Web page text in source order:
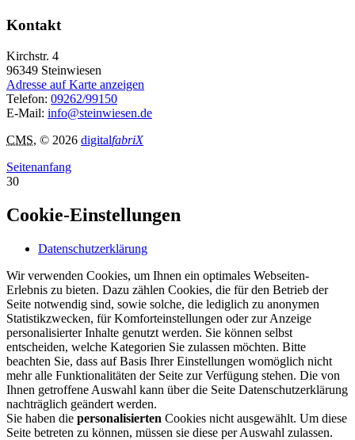
Kontakt
Kirchstr. 4
96349 Steinwiesen
Adresse auf Karte anzeigen
Telefon: 09262/99150
E-Mail: info@steinwiesen.de
CMS, © 2026 digitalfabriX
Seitenanfang
30
Cookie-Einstellungen
Datenschutzerklärung
Wir verwenden Cookies, um Ihnen ein optimales Webseiten-
Erlebnis zu bieten. Dazu zählen Cookies, die für den Betrieb der
Seite notwendig sind, sowie solche, die lediglich zu anonymen
Statistikzwecken, für Komforteinstellungen oder zur Anzeige
personalisierter Inhalte genutzt werden. Sie können selbst
entscheiden, welche Kategorien Sie zulassen möchten. Bitte
beachten Sie, dass auf Basis Ihrer Einstellungen womöglich nicht
mehr alle Funktionalitäten der Seite zur Verfügung stehen. Die von
Ihnen getroffene Auswahl kann über die Seite Datenschutzerklärung
nachträglich geändert werden.
Sie haben die personalisierten Cookies nicht ausgewählt. Um diese
Seite betreten zu können, müssen sie diese per Auswahl zulassen.